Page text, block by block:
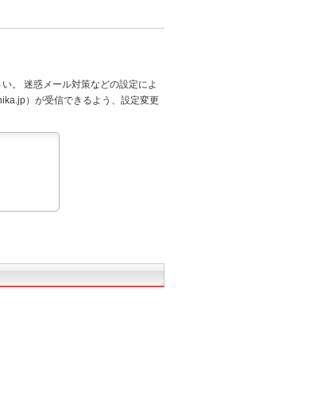
。 迷惑メール対策などの設定によ
）が受信できるよう、設定変更